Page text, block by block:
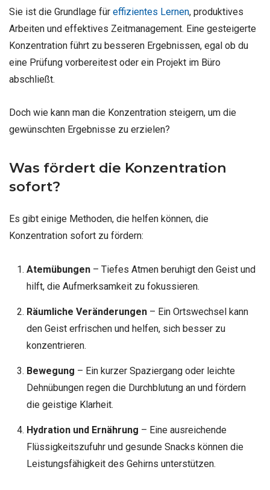
Sie ist die Grundlage für effizientes Lernen, produktives
Arbeiten und effektives Zeitmanagement. Eine gesteigerte
Konzentration führt zu besseren Ergebnissen, egal ob du
eine Prüfung vorbereitest oder ein Projekt im Büro
abschließt.
Doch wie kann man die Konzentration steigern, um die
gewünschten Ergebnisse zu erzielen?
Was fördert die Konzentration
sofort?
Es gibt einige Methoden, die helfen können, die
Konzentration sofort zu fördern:
Atemübungen– Tiefes Atmen beruhigt den Geist und
hilft, die Aufmerksamkeit zu fokussieren.
Räumliche Veränderungen– Ein Ortswechsel kann
den Geist erfrischen und helfen, sich besser zu
konzentrieren.
Bewegung – Ein kurzer Spaziergang oder leichte
Dehnübungen regen die Durchblutung an und fördern
die geistige Klarheit.
Hydration und Ernährung – Eine ausreichende
Flüssigkeitszufuhr und gesunde Snacks können die
Leistungsfähigkeit des Gehirns unterstützen.